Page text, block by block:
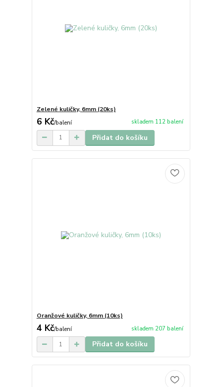
Zelené kuličky, 6mm (20ks)
6 Kč/balení skladem 112 balení
Přidat do košíku
Oranžové kuličky, 6mm (10ks)
4 Kč/balení skladem 207 balení
Přidat do košíku